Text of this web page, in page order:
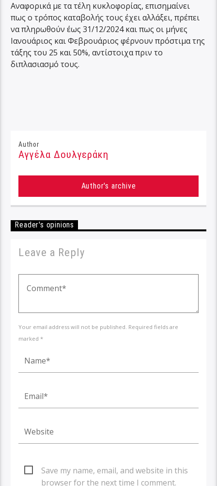
Αναφορικά με τα τέλη κυκλοφορίας, επισημαίνει
πως ο τρόπος καταβολής τους έχει αλλάξει, πρέπει
να πληρωθούν έως 31/12/2024 και πως οι μήνες
Ιανουάριος και Φεβρουάριος φέρνουν πρόστιμα της
τάξης του 25 και 50%, αντίστοιχα πριν το
διπλασιασμό τους.
Author
Αγγέλα Δουλγεράκη
Author's archive
Reader's opinions
Leave a Reply
Your email address will not be published. Required fields are
marked *
Save my name, email, and website in this
browser for the next time I comment.